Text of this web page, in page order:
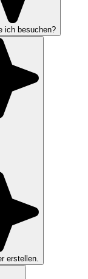
ich besuchen?
erstellen.